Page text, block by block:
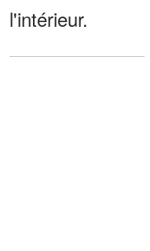
l'intérieur.